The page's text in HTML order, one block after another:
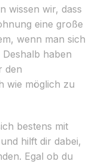
wissen wir, dass
eine große
wenn man sich
haben
den
wie möglich zu
bestens mit
hilft dir dabei,
Egal ob du